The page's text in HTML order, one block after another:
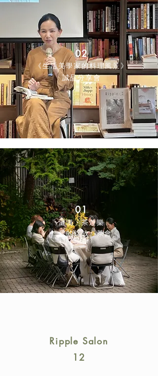
02
《生活美學家的料理風景》
誠品分享會
01
漣漪・茶遊樂
「愛的綻放」茶會
Ripple Salon
12